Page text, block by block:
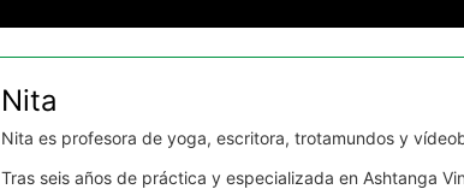
Nita
Nita es profesora de yoga, escritora, trotamundos y
Tras seis años de práctica y especializada en Ashtanga